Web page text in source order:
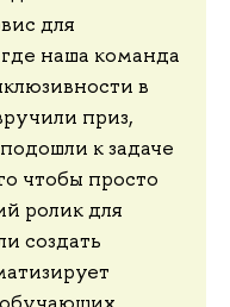
для
наша команда
в
приз,
к задаче
чтобы просто
ролик для
создать